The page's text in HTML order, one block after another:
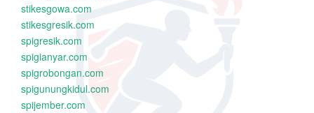
stikesgowa.com
stikesgresik.com
spigresik.com
spigianyar.com
spigrobongan.com
spigunungkidul.com
spijember.com